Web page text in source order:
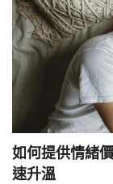
如何提供情緒
速升溫